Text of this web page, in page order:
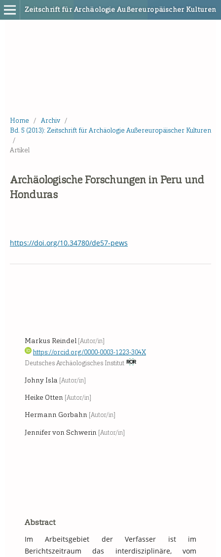
Zeitschrift für Archäologie Außereuropäischer Kulturen
Home / Archiv /
Bd. 5 (2013): Zeitschrift für Archäologie Außereuropäischer Kulturen
/
Artikel
Archäologische Forschungen in Peru und
Honduras
https://doi.org/10.34780/de57-pews
Markus Reindel [Autor/in]
https://orcid.org/0000-0003-1223-304X
Deutsches Archäologisches Institut
Johny Isla [Autor/in]
Heike Otten [Autor/in]
Hermann Gorbahn [Autor/in]
Jennifer von Schwerin [Autor/in]
Abstract
Im Arbeitsgebiet der Verfasser ist im
Berichtszeitraum das interdisziplinäre, vom